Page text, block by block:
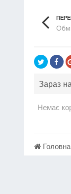
Зараз
Немає
Головна